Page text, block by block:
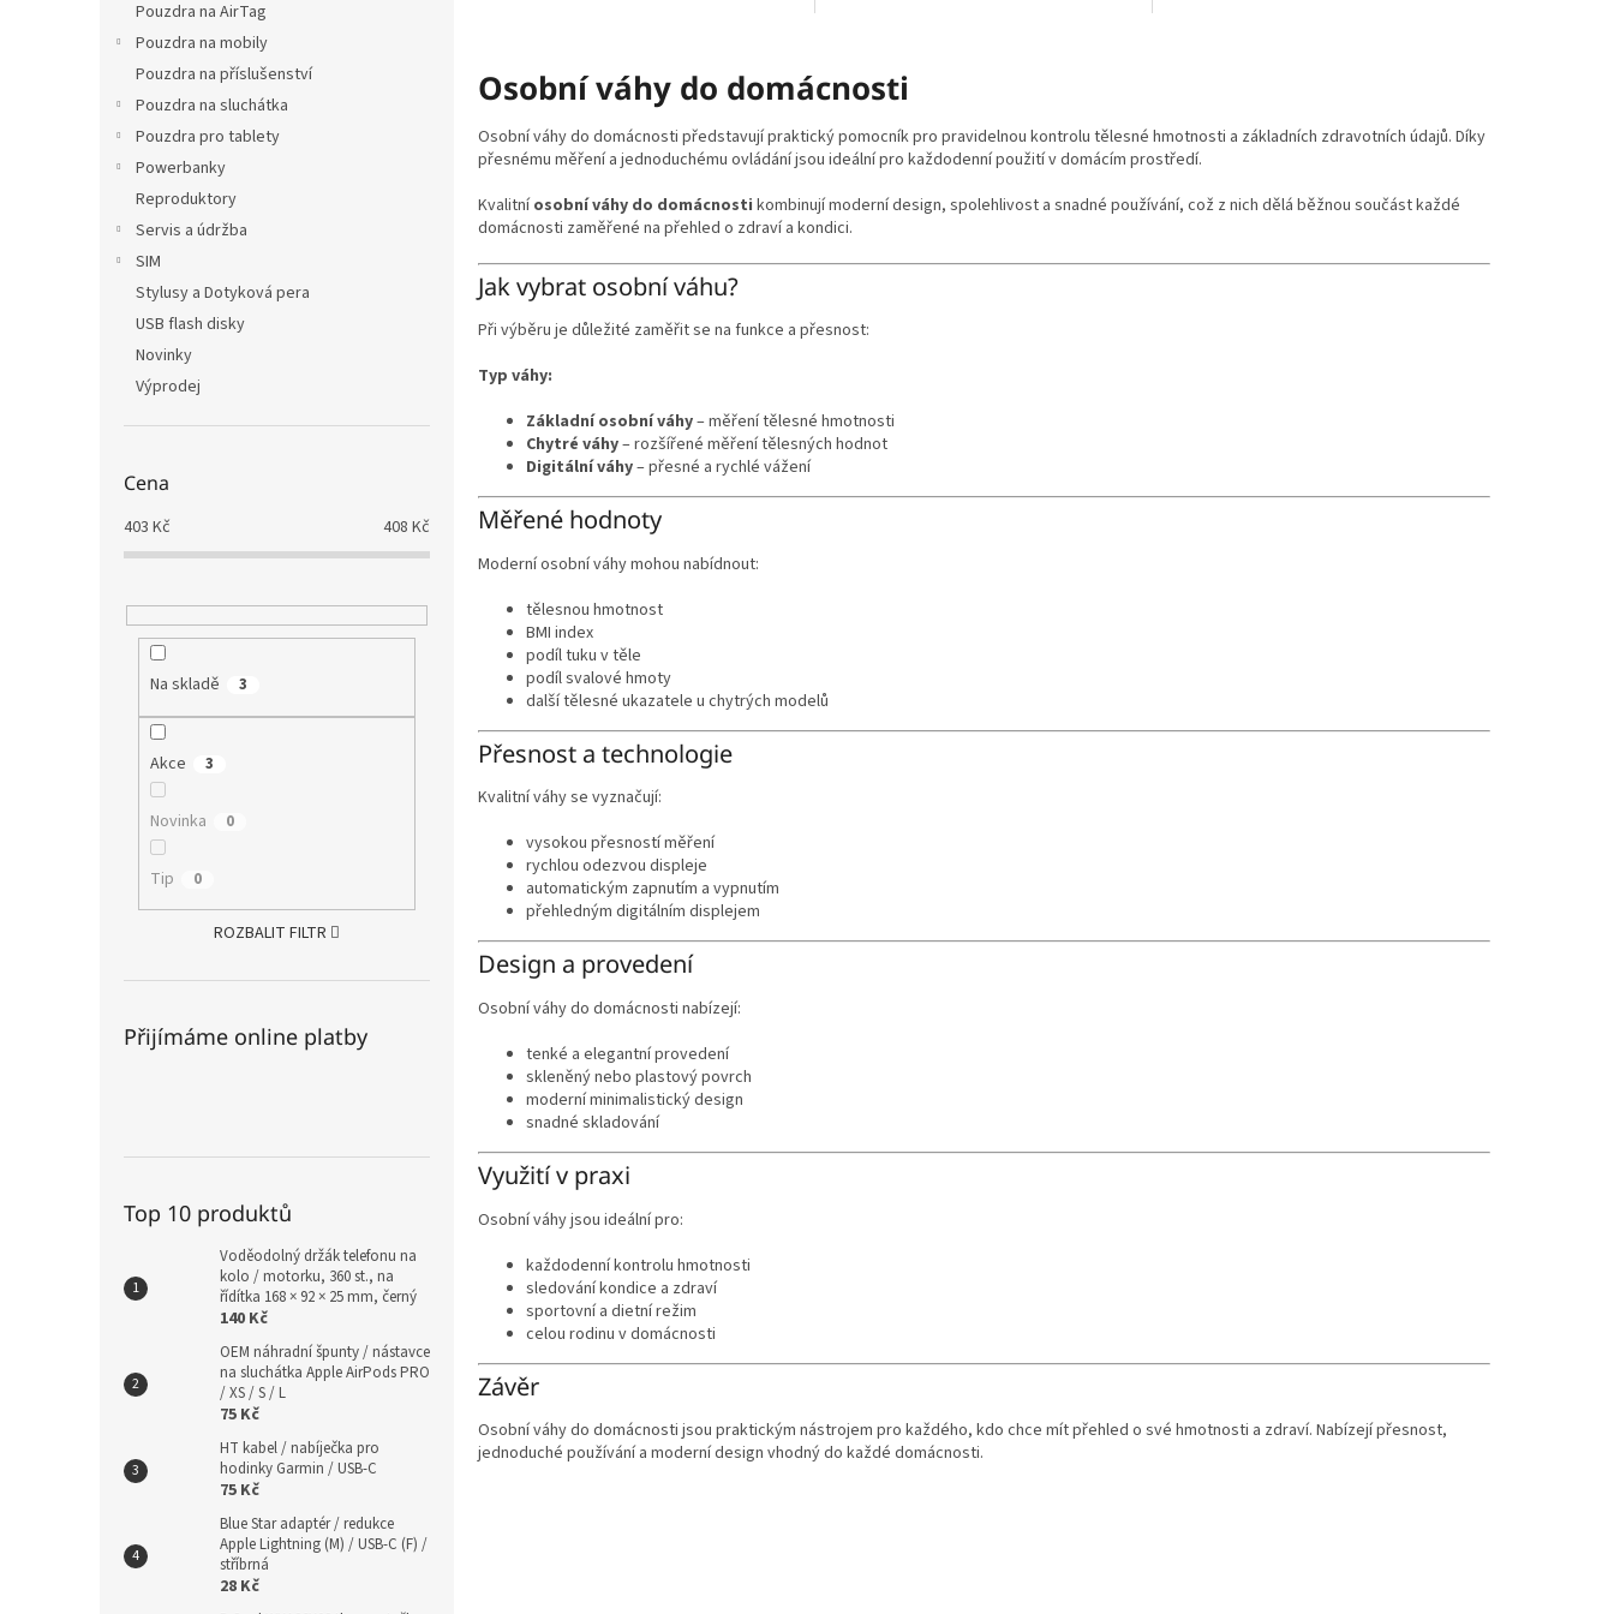
Pouzdra na AirTag
Pouzdra na mobily
Pouzdra na příslušenství
Pouzdra na sluchátka
Pouzdra pro tablety
Powerbanky
Reproduktory
Servis a údržba
SIM
Stylusy a Dotyková pera
USB flash disky
Novinky
Výprodej
Cena
403 Kč 408 Kč
Na skladě 3
Akce 3
Novinka 0
Tip 0
ROZBALIT FILTR
Přijímáme online platby
Top 10 produktů
Voděodolný držák telefonu na
kolo / motorku, 360 st., na
řídítka 168 × 92 × 25 mm, černý
140 Kč
OEM náhradní špunty / nástavce
na sluchátka Apple AirPods PRO
/ XS / S / L
75 Kč
HT kabel / nabíječka pro
hodinky Garmin / USB-C
75 Kč
Blue Star adaptér / redukce
Apple Lightning (M) / USB-C (F) /
stříbrná
28 Kč
d
a
í
v
Osobní váhy do domácnosti
Osobní váhy do domácnosti představují praktický pomocník pro pravidelnou kontrolu tělesné hmotnosti a základních zdravotních údajů. Díky
přesnému měření a jednoduchému ovládání jsou ideální pro každodenní použití v domácím prostředí.
Kvalitníosobní váhy do domácnosti kombinují moderní design, spolehlivost a snadné používání, což z nich dělá běžnou součást každé
domácnosti zaměřené na přehled o zdraví a kondici.
Jak vybrat osobní váhu?
Při výběru je důležité zaměřit se na funkce a přesnost:
Typ váhy:
Základní osobní váhy– měření tělesné hmotnosti
Chytré váhy– rozšířené měření tělesných hodnot
Digitální váhy– přesné a rychlé vážení
Měřené hodnoty
Moderní osobní váhy mohou nabídnout:
tělesnou hmotnost
BMI index
podíl tuku v těle
podíl svalové hmoty
další tělesné ukazatele u chytrých modelů
Přesnost a technologie
Kvalitní váhy se vyznačují:
vysokou přesností měření
rychlou odezvou displeje
automatickým zapnutím a vypnutím
přehledným digitálním displejem
Design a provedení
Osobní váhy do domácnosti nabízejí:
tenké a elegantní provedení
skleněný nebo plastový povrch
moderní minimalistický design
snadné skladování
Využití v praxi
Osobní váhy jsou ideální pro:
každodenní kontrolu hmotnosti
sledování kondice a zdraví
sportovní a dietní režim
celou rodinu v domácnosti
Závěr
Osobní váhy do domácnosti jsou praktickým nástrojem pro každého, kdo chce mít přehled o své hmotnosti a zdraví. Nabízejí přesnost,
jednoduché používání a moderní design vhodný do každé domácnosti.